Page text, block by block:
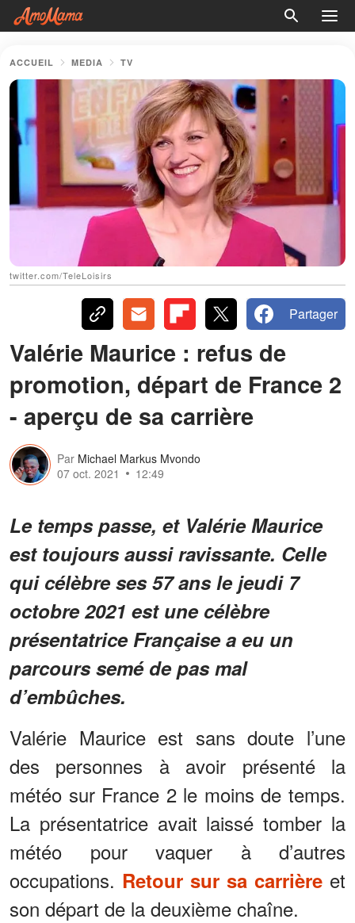
ACCUEIL MEDIA TV
twitter.com/TeleLoisirs
Partager
Valérie Maurice : refus de
promotion, départ de France 2
- aperçu de sa carrière
Par Michael Markus Mvondo
07 oct. 2021
12:49
Le temps passe, et Valérie Maurice
est toujours aussi ravissante. Celle
qui célèbre ses 57 ans le jeudi 7
octobre 2021 est une célèbre
présentatrice Française a eu un
parcours semé de pas mal
d’embûches.
Valérie Maurice est sans doute l’une
des personnes à avoir présenté la
météo sur France 2 le moins de temps.
La présentatrice avait laissé tomber la
météo pour vaquer à d’autres
occupations. Retour sur sa carrière et
son départ de la deuxième chaîne.